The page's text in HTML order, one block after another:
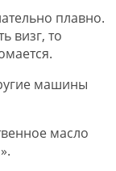
плавно.
визг, то
машины
масло